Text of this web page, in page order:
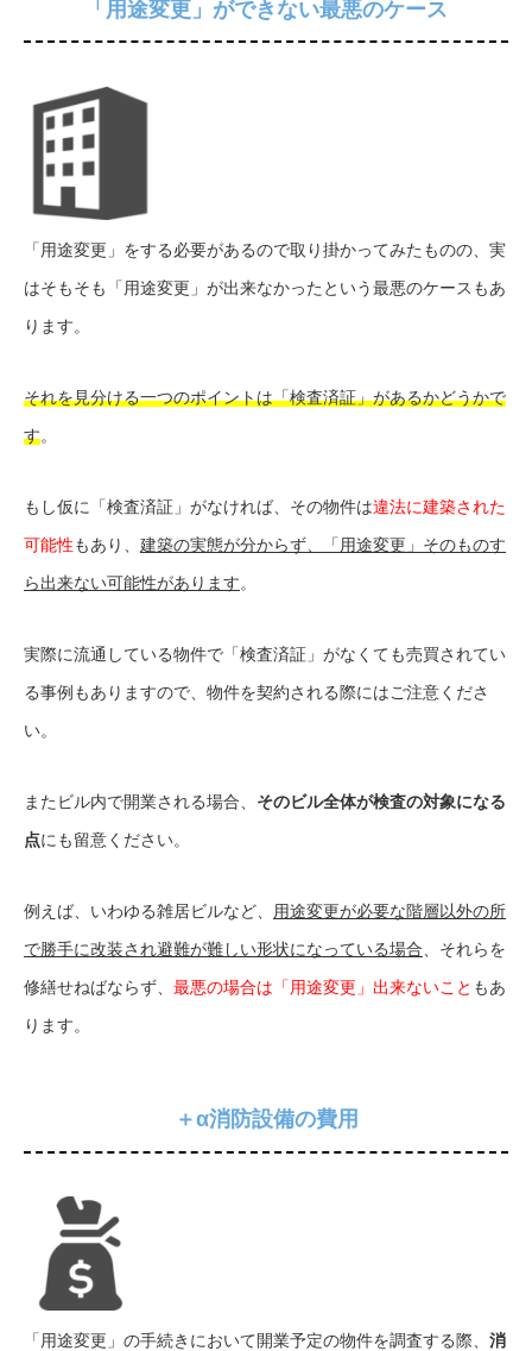
「用途変更」ができない最悪のケース
「用途変更」をする必要があるので取り掛かってみたものの、実
はそもそも「用途変更」が出来なかったという最悪のケースもあ
ります。
それを見分ける一つのポイントは「検査済証」があるかどうかで
す。
もし仮に「検査済証」がなければ、その物件は違法に建築された
可能性もあり、 建築の実態が分からず、「用途変更」そのものす
ら出来ない可能性があります。
実際に流通している物件で「検査済証」がなくても売買されてい
る事例もありますので、物件を契約される際にはご注意くださ
い。
またビル内で開業される場合、 そのビル全体が検査の対象になる
点にも留意ください。
例えば、いわゆる雑居ビルなど、
用途変更が必要な階層以外の所
で勝手に改装され避難が難しい形状になっている場合 、それらを
修繕せねばならず、 最悪の場合は「用途変更」出来ないこと もあ
ります。
＋α消防設備の費用
「用途変更」の手続きにおいて開業予定の物件を調査する際、 消